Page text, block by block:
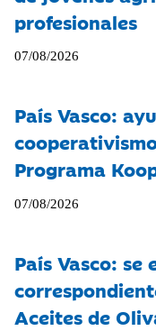
profesionales
07/08/2026
País Vasco:
Programa
07/08/2026
País Vasco:
Aceites de